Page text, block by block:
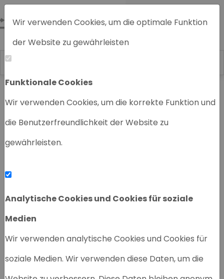
Wir verwenden Cookies, um die optimale Funktion
der Website zu gewährleisten
Funktionale Cookies
Wir verwenden Cookies, um die korrekte Funktion und
die Benutzerfreundlichkeit der Website zu
gewährleisten.
Analytische Cookies und Cookies für soziale
Medien
Wir verwenden analytische Cookies und Cookies für
soziale Medien. Wir verwenden diese Daten, um die
Home Chromatographiegeräte
SHIMADZU LCMS-8050